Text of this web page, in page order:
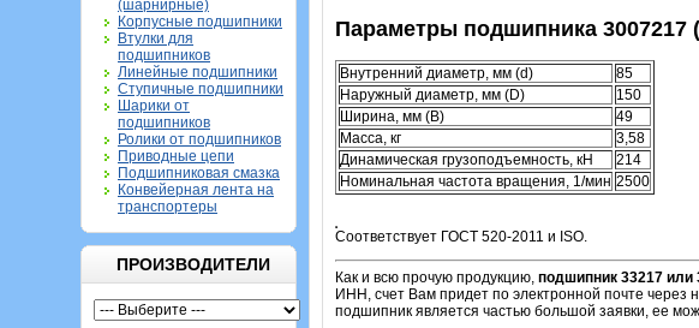
(шарнирные)
Корпусные подшипники
Втулки для
подшипников
Линейные подшипники
Ступичные подшипники
Шарики от
подшипников
Ролики от подшипников
Приводные цепи
Подшипниковая смазка
Конвейерная лента на
транспортеры
ПРОИЗВОДИТЕЛИ
Параметры подшипника 3007217
Внутренний диаметр, мм (d)
85
Наружный диаметр, мм (D)
150
Ширина, мм (B)
49
Масса, кг
3,58
Динамическая грузоподъемность, кН
214
Номинальная частота вращения, 1/мин 2500
Соответствует ГОСТ 520-2011 и ISO.
Как и всю прочую продукцию, подшипник 33217 или
ИНН, счет Вам придет по электронной почте через
подшипник является частью большой заявки, ее